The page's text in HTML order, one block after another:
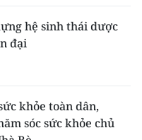
hệ sinh thái dược
đại
khỏe toàn dân,
sóc sức khỏe chủ